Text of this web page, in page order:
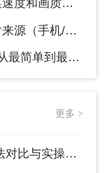
质损失对比！
机/截图）选！
专业逐步升级！
更多 >
（附详细表格）!